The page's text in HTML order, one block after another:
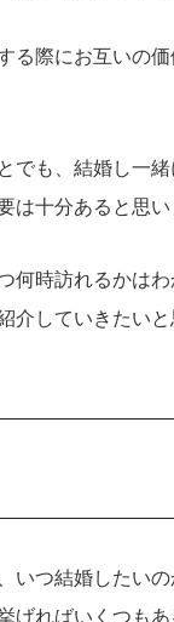
る際にお互いの
でも、結婚し一
は十分あると思い
何時訪れるかは
介していきたいと
いつ結婚したい
げればいくつも